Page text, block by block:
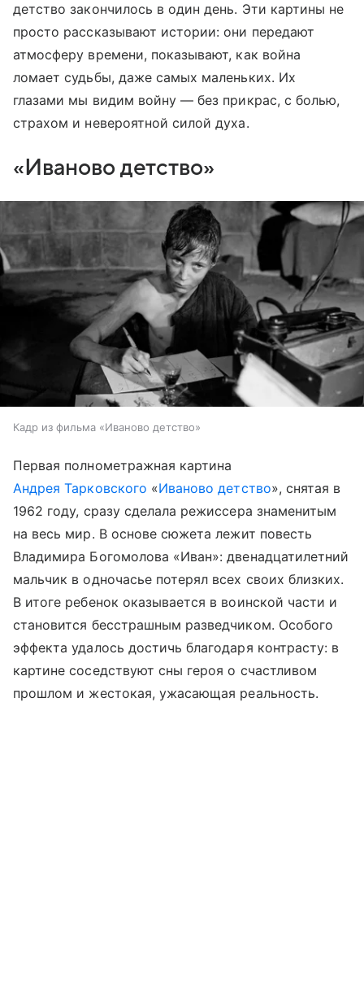
детство закончилось в один день. Эти картины не
просто рассказывают истории: они передают
атмосферу времени, показывают, как война
ломает судьбы, даже самых маленьких. Их
глазами мы видим войну — без прикрас, с болью,
страхом и невероятной силой духа.
«Иваново детство»
Кадр из фильма «Иваново детство»
Первая полнометражная картина
Андрея Тарковского «Иваново детство», снятая в
1962 году, сразу сделала режиссера знаменитым
на весь мир. В основе сюжета лежит повесть
Владимира Богомолова «Иван»: двенадцатилетний
мальчик в одночасье потерял всех своих близких.
В итоге ребенок оказывается в воинской части и
становится бесстрашным разведчиком. Особого
эффекта удалось достичь благодаря контрасту: в
картине соседствуют сны героя о счастливом
прошлом и жестокая, ужасающая реальность.